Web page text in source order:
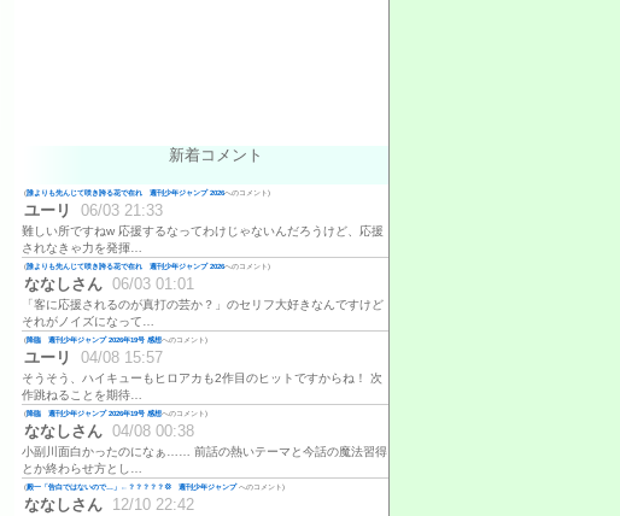
新着コメント
(誰よりも先んじて咲き誇る花で在れ 週刊少年ジャンプ 2026へのコメント)
ユーリ 06/03 21:33
難しい所ですねw 応援するなってわけじゃないんだろうけど、応援
されなきゃ力を発揮…
(誰よりも先んじて咲き誇る花で在れ 週刊少年ジャンプ 2026へのコメント)
ななしさん 06/03 01:01
「客に応援されるのが真打の芸か？」のセリフ大好きなんですけど
それがノイズになって…
(降臨 週刊少年ジャンプ 2026年19号 感想へのコメント)
ユーリ 04/08 15:57
そうそう、ハイキューもヒロアカも2作目のヒットですからね！ 次
作跳ねることを期待…
(降臨 週刊少年ジャンプ 2026年19号 感想へのコメント)
ななしさん 04/08 00:38
小副川面白かったのになぁ…… 前話の熱いテーマと今話の魔法習得
とか終わらせ方とし…
(殿一「告白ではないので…」←？？？？？💢 週刊少年ジャンプへのコメント)
ななしさん 12/10 22:42